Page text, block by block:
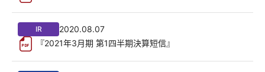
IR
2020.08.07
『2021年3月期 第1四半期決算短信』